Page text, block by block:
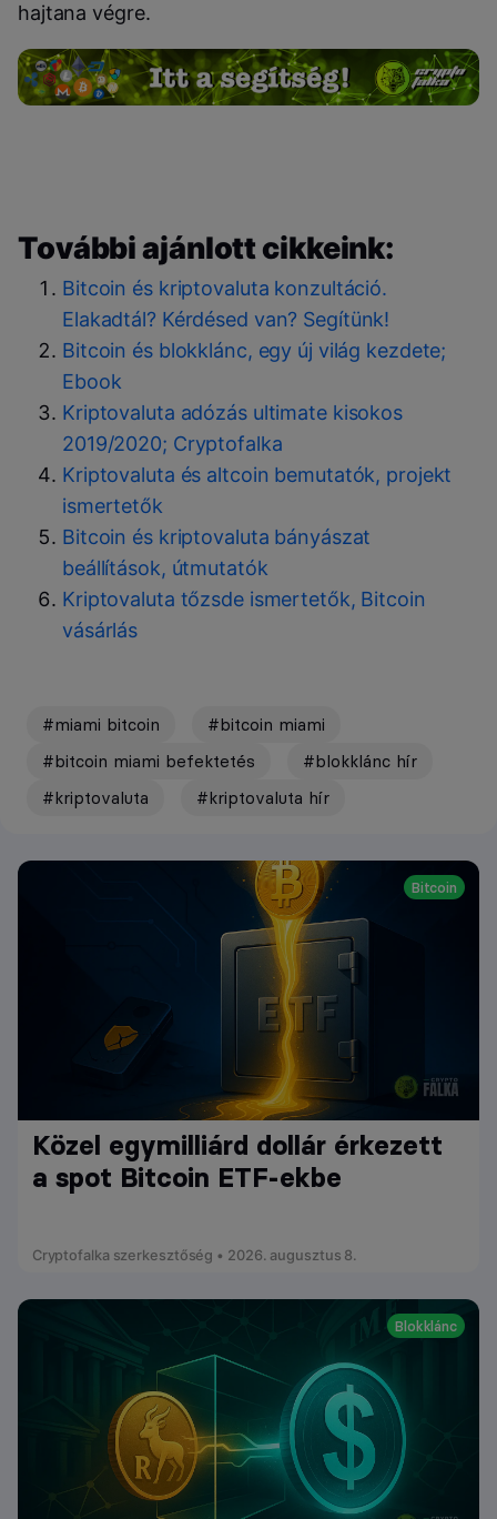
hajtana végre.
További ajánlott cikkeink:
Bitcoin és kriptovaluta konzultáció.
Elakadtál? Kérdésed van? Segítünk!
Bitcoin és blokklánc, egy új világ kezdete;
Ebook
Kriptovaluta adózás ultimate kisokos
2019/2020; Cryptofalka
Kriptovaluta és altcoin bemutatók, projekt
ismertetők
Bitcoin és kriptovaluta bányászat
beállítások, útmutatók
Kriptovaluta tőzsde ismertetők, Bitcoin
vásárlás
#miami bitcoin
#bitcoin miami
#bitcoin miami befektetés
#blokklánc hír
#kriptovaluta
#kriptovaluta hír
Bitcoin
Közel egymilliárd dollár érkezett
a spot Bitcoin ETF-ekbe
Cryptofalka szerkesztőség • 2026. augusztus 8.
Blokklánc